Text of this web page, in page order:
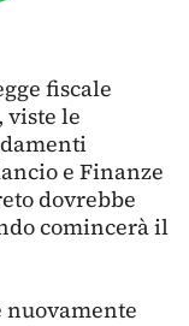
fiscale
viste le
e Finanze
dovrebbe
comincerà il
nuovamente